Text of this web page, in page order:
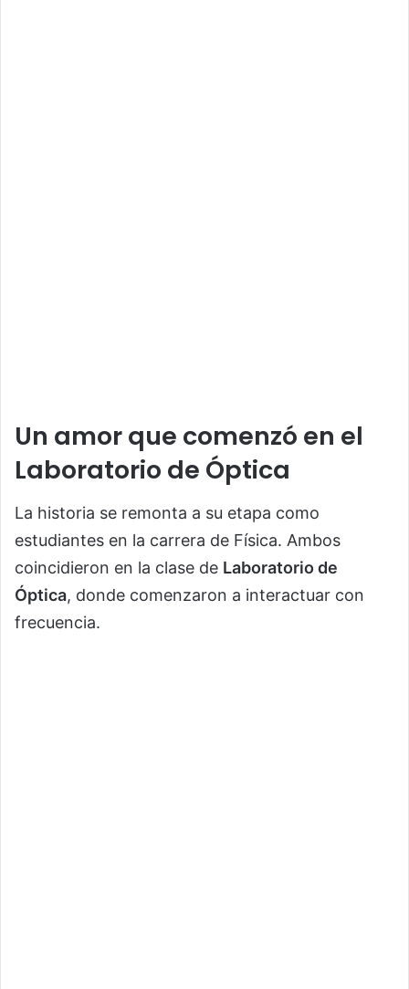
Un amor que comenzó en el
Laboratorio de Óptica
La historia se remonta a su etapa como
estudiantes en la carrera de Física. Ambos
coincidieron en la clase de Laboratorio de
Óptica, donde comenzaron a interactuar con
frecuencia.